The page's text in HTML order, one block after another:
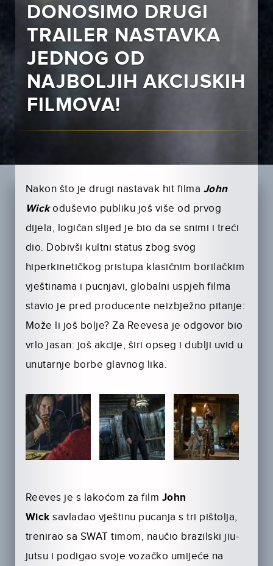
DONOSIMO DRUGI
TRAILER NASTAVKA
JEDNOG OD
NAJBOLJIH AKCIJSKIH
FILMOVA!
Nakon što je drugi nastavak hit filma John
Wickoduševio publiku još više od prvog
dijela, logičan slijed je bio da se snimi i treći
dio. Dobivši kultni status zbog svog
hiperkinetičkog pristupa klasičnim borilačkim
vještinama i pucnjavi, globalni uspjeh filma
stavio je pred producente neizbježno pitanje:
Može li još bolje? Za Reevesa je odgovor bio
vrlo jasan: još akcije, širi opseg i dublji uvid u
unutarnje borbe glavnog lika.
Reeves je s lakoćom za film John
Wicksavladao vještinu pucanja s tri pištolja,
trenirao sa SWAT timom, naučio brazilski jiu-
jutsu i podigao svoje vozačko umijeće na